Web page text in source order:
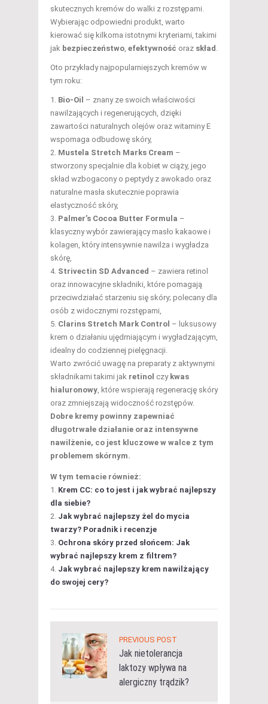
skutecznych kremów do walki z rozstępami.
Wybierając odpowiedni produkt, warto
kierować się kilkoma istotnymi kryteriami, takimi
jak bezpieczeństwo efektywność oraz skład
Oto przykłady najpopularniejszych kremów w
tym roku:
Bio-Oil – znany ze swoich właściwości
nawilżających i regenerujących, dzięki
zawartości naturalnych olejów oraz witaminy E
wspomaga odbudowę skóry,
Mustela Stretch Marks Cream –
stworzony specjalnie dla kobiet w ciąży, jego
skład wzbogacony o peptydy z awokado oraz
naturalne masła skutecznie poprawia
elastyczność skóry,
Palmer’s Cocoa Butter Formula –
klasyczny wybór zawierający masło kakaowe i
kolagen, który intensywnie nawilża i wygładza
skórę,
Strivectin SD Advanced – zawiera retinol
oraz innowacyjne składniki, które pomagają
przeciwdziałać starzeniu się skóry; polecany dla
osób z widocznymi rozstępami,
Clarins Stretch Mark Control – luksusowy
krem o działaniu ujędrniającym i wygładzającym,
idealny do codziennej pielęgnacji.
Warto zwrócić uwagę na preparaty z aktywnymi
składnikami takimi jak retinol czy kwas
hialuronowy , które wspierają regenerację skóry
oraz zmniejszają widoczność rozstępów.
Dobre kremy powinny zapewniać
długotrwałe działanie oraz intensywne
nawilżenie, co jest kluczowe w walce z tym
problemem skórnym.
W tym temacie również:
Krem CC: co to jest i jak wybrać najlepszy
dla siebie?
Jak wybrać najlepszy żel do mycia
twarzy? Poradnik i recenzje
Ochrona skóry przed słońcem: Jak
wybrać najlepszy krem z filtrem?
Jak wybrać najlepszy krem nawilżający
do swojej cery?
PREVIOUS POST
Jak nietolerancja
laktozy wpływa na
alergiczny trądzik?